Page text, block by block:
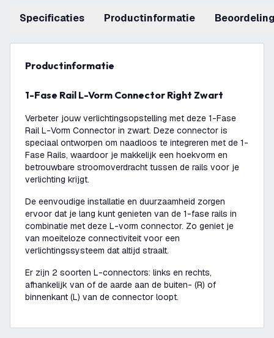
Specificaties productinformatie
productinformatie
1-Fase Rail L-Vorm Connector Right Zwart
Verbeter jouw verlichtingsopstelling met deze 1-Fase
Rail L-Vorm Connector in zwart. Deze connector is
speciaal ontworpen om naadloos te integreren met de 1-
Fase Rails, waardoor je makkelijk een hoekvorm en
betrouwbare stroomoverdracht tussen de rails voor je
verlichting krijgt.
De eenvoudige installatie en duurzaamheid zorgen
ervoor dat je lang kunt genieten van de 1-fase rails in
combinatie met deze L-vorm connector. Zo geniet je
van moeiteloze connectiviteit voor een
verlichtingssysteem dat altijd straalt.
Er zijn 2 soorten L-connectors: links en rechts,
afhankelijk van of de aarde aan de buiten- (R) of
binnenkant (L) van de connector loopt.